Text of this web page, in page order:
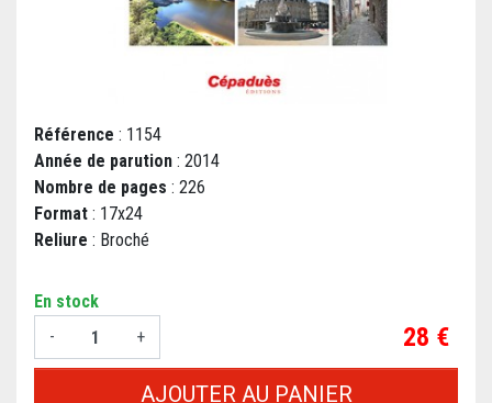
Référence : 1154
Année de parution : 2014
Nombre de pages : 226
Format : 17x24
Reliure : Broché
En stock
-
+ Prix
28 €
AJOUTER AU PANIER